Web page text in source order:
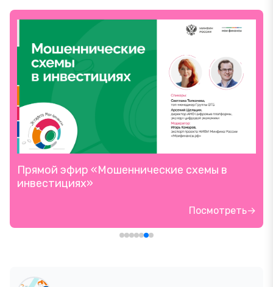
Литературный квест по финансовой
грамотности
Пройти книжное расследование→